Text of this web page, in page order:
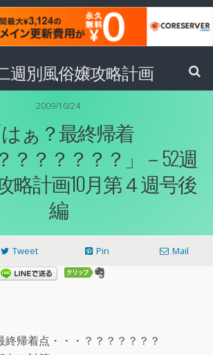
週別風俗嬢攻略計画
2009/10/24
はぁ？最終帰着
？？？？？？」－52週
略計画10月第４週号後
編
Tweet Pin Mail
帰着点・・・？？？？？？？